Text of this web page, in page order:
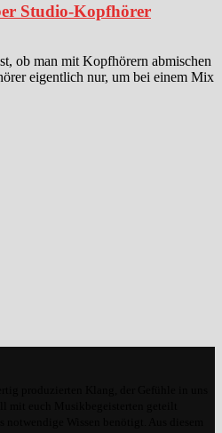
Studio-Kopfhörer
ob man mit Kopfhörern abmischen
eigentlich nur, um bei einem Mix